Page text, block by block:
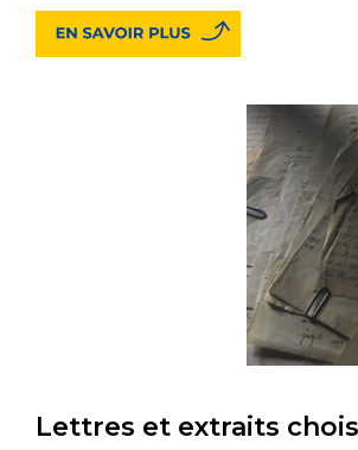
Lettres et extraits